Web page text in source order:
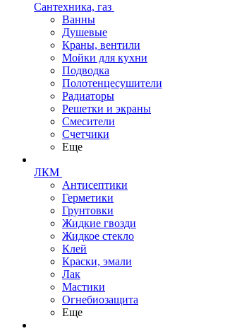
Сантехника, газ
Ванны
Душевые
Краны, вентили
Мойки для кухни
Подводка
Полотенцесушители
Радиаторы
Решетки и экраны
Смесители
Счетчики
Еще
ЛКМ
Антисептики
Герметики
Грунтовки
Жидкие гвозди
Жидкое стекло
Клей
Краски, эмали
Лак
Мастики
Огнебиозащита
Еще